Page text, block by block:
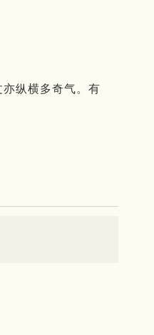
纵横多奇气。有